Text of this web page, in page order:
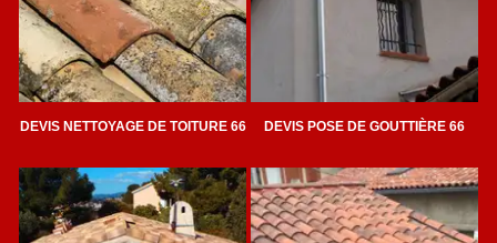
DEVIS NETTOYAGE DE TOITURE 66 DEVIS POSE DE GOUTTIÈRE 66